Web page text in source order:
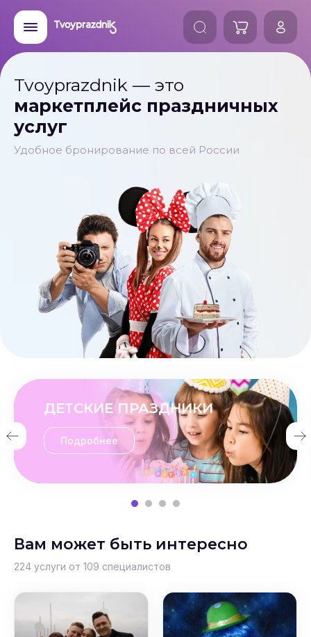
Tvoyprazdnik — это
маркетплейс праздничных
услуг
Удобное бронирование по всей России
ДЕТСКИЕ ПРАЗДНИКИ
Подробнее
Вам может быть интересно
224 услуги от 109 специалистов